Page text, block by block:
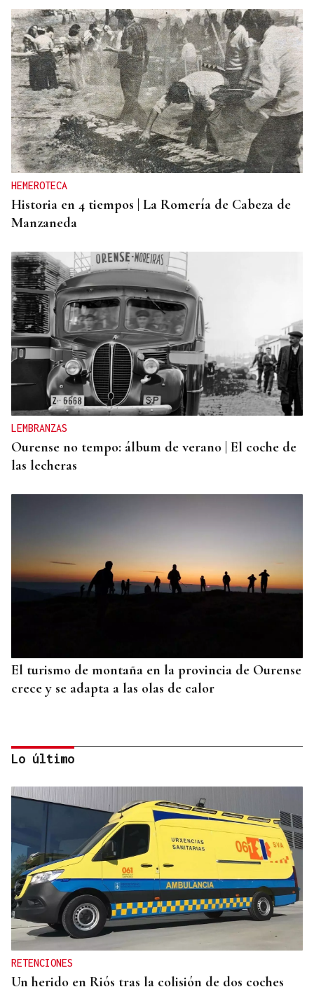
HEMEROTECA
Historia en 4 tiempos | La Romería de Cabeza de
Manzaneda
LEMBRANZAS
Ourense no tempo: álbum de verano | El coche de
las lecheras
El turismo de montaña en la provincia de Ourense
crece y se adapta a las olas de calor
POLOS RÍOS E MONTAÑAS DE OURENSE
A Ribeira Sacra, flora e fauna nas ribeiras miñota
e siliense
Lo último
RETENCIONES
Un herido en Riós tras la colisión de dos coches